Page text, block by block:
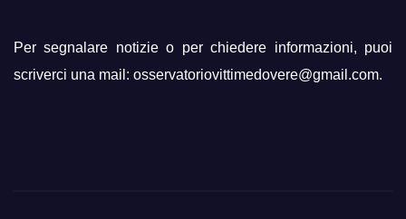
Per segnalare notizie o per chiedere informazioni, puoi
scriverci una mail: osservatoriovittimedovere@gmail.com.